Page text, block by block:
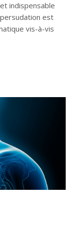
indispensable
est
vis-à-vis